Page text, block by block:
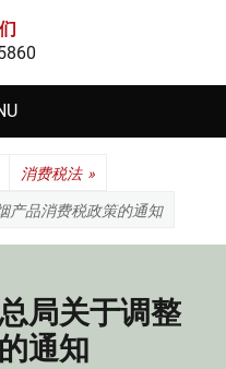
消费税法 »
产品消费税政策的通知
局关于调整
通知